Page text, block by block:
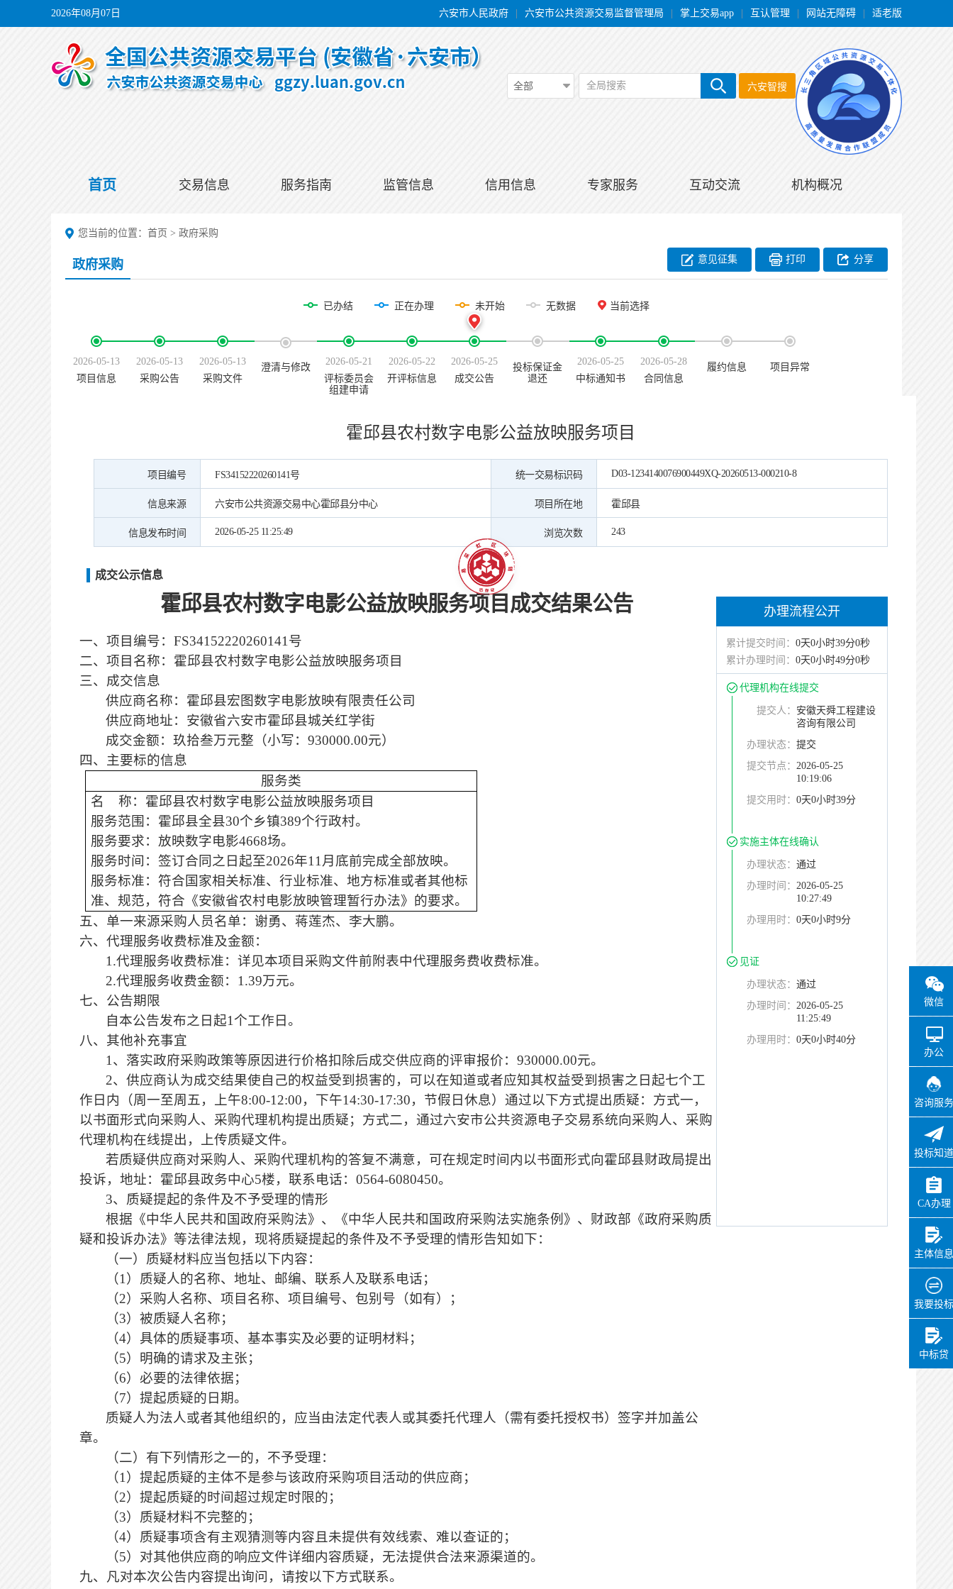
2026年08月07日 六安市人民政府 六安市公共资源交易监督管理局 掌上交易app 互认管理 网站无障碍 适老版
全部 全局搜索 六安智搜
首页 交易信息 服务指南 监管信息 信用信息 专家服务 互动交流 机构概况
微信
办公
咨询服务
投标知道
CA办理
主体信息
我要投标
中标贷
您当前的位置： 首页 > 政府采购
政府采购 意见征集 分享
打印
已办结 正在办理 未开始 无数据 当前选择
2026-05-13
项目信息
2026-05-13
采购公告
2026-05-13
采购文件
澄清与修改
2026-05-21
评标委员会
组建申请
2026-05-22
开评标信息
2026-05-25
成交公告
投标保证金
退还
2026-05-25
中标通知书
2026-05-28
合同信息
履约信息 项目异常
霍邱县农村数字电影公益放映服务项目
项目编号 FS34152220260141号 统一交易标识码 D03-1234140076900449XQ-20260513-000210-8
信息来源 六安市公共资源交易中心霍邱县分中心 项目所在地 霍邱县
信息发布时间 2026-05-25 11:25:49 浏览次数 243
成交公示信息
霍邱县农村数字电影公益放映服务项目成交结果公告
一、项目编号： FS34152220260141号
二、项目名称： 霍邱县农村数字电影公益放映服务项目
三、 成交信息
供应商名称：霍邱县宏图数字电影放映有限责任公司
供应商地址：安徽省六安市霍邱县城关红学街
成交金额：玖拾叁万元整（小写：930000.00元）
四、主要标的信息
服务类
名
称：霍邱县农村数字电影公益放映服务项目
服务范围： 霍邱县全县30个乡镇389个行政村。
服务要求： 放映数字电影4668场。
服务时间： 签订合同之日起至2026年11月底前完成全部放映。
服务标准：符合国家相关标准、行业标准、地方标准或者其他标
准、规范， 符合《安徽省农村电影放映管理暂行办法》的要求。
五、单一来源采购人员名单： 谢勇、蒋莲杰、李大鹏。
六、代理服务收费标准及金额：
1.代理服务收费标准：详见本项目采购文件前附表中代理服务费收费标准。
2.代理服务收费金额：1.39万元。
七、公告期限
自本公告发布之日起1个工作日。
八、 其他补充事宜
1、落实政府采购政策等原因进行价格扣除后成交供应商的评审报价：930000.00元。
2、供应商认为成交结果使自己的权益受到损害的，可以在知道或者应知其权益受到损害之日起七个工
作日内（周一至周五，上午8:00-12:00，下午14:30-17:30，节假日休息）通过以下方式提出质疑：方式一，
以书面形式向采购人、采购代理机构提出质疑；方式二，通过六安市公共资源电子交易系统向采购人、采购
代理机构在线提出，上传质疑文件。
若质疑供应商对采购人、采购代理机构的答复不满意，可在规定时间内以书面形式向霍邱县财政局提出
投诉，地址：霍邱县政务中心5楼，联系电话： 0564-6080450。
3、质疑提起的条件及不予受理的情形
根据《中华人民共和国政府采购法》、《中华人民共和国政府采购法实施条例》、财政部《政府采购质
疑和投诉办法》等法律法规，现将质疑提起的条件及不予受理的情形告知如下：
（一）质疑材料应当包括以下内容：
（1）质疑人的名称、地址、邮编、联系人及联系电话；
（2）采购人名称、项目名称、项目编号、包别号（如有）；
（3）被质疑人名称；
（4）具体的质疑事项、基本事实及必要的证明材料；
（5）明确的请求及主张；
（6）必要的法律依据；
（7）提起质疑的日期。
质疑人为法人或者其他组织的，应当由法定代表人或其委托代理人（需有委托授权书）签字并加盖公
章。
（二）有下列情形之一的，不予受理：
（1）提起质疑的主体不是参与该政府采购项目活动的供应商；
（2）提起质疑的时间超过规定时限的；
（3）质疑材料不完整的；
（4）质疑事项含有主观猜测等内容且未提供有效线索、难以查证的；
（5）对其他供应商的响应文件详细内容质疑，无法提供合法来源渠道的。
九、凡对本次公告内容提出询问，请按以下方式联系。
办理流程公开
累计提交时间： 0天0小时39分0秒
累计办理时间： 0天0小时49分0秒
代理机构在线提交
提交人： 安徽天舜工程建设
咨询有限公司
办理状态： 提交
提交节点： 2026-05-25
10:19:06
提交用时： 0天0小时39分
实施主体在线确认
办理状态： 通过
办理时间： 2026-05-25
10:27:49
办理用时： 0天0小时9分
见证
办理状态： 通过
办理时间： 2026-05-25
11:25:49
办理用时： 0天0小时40分